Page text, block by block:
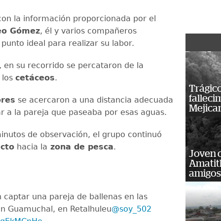
la información proporcionada por el
Gómez, él y varios compañeros
ideal para realizar su labor.
en su recorrido se percataron de la
cetáceos.
se acercaron a una distancia adecuada
a la pareja que paseaba por esas aguas.
de observación, el grupo continuó
hacia la zona de pesca.
captar una pareja de ballenas en las
Guamuchal, en Retalhuleu@soy_502
Joven
amigos